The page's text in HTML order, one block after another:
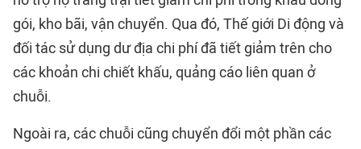
gói, kho bãi, vận chuyển. Qua đó, Thế giới Di động và
đối tác sử dụng dư địa chi phí đã tiết giảm trên cho
các khoản chi chiết khấu, quảng cáo liên quan ở
chuỗi.
Ngoài ra, các chuỗi cũng chuyển đổi một phần các